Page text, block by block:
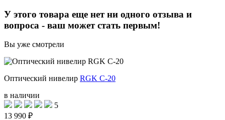
У этого товара еще нет ни одного отзыва и
вопроса - ваш может стать первым!
Вы уже смотрели
Оптический нивелир RGK C-20
в наличии
5
13 990 ₽